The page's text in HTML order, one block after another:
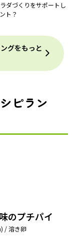
ダづくりをサポートし
ト？
グをもっと
ピラン
のプチパイ
/ 溶き卵